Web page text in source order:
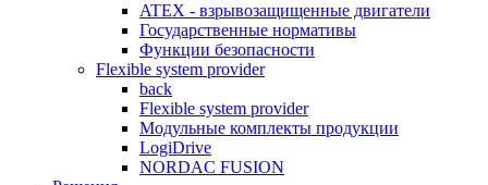
ATEX - взрывозащищенные двигатели
Государственные нормативы
Функции безопасности
Flexible system provider
back
Flexible system provider
Модульные комплекты продукции
LogiDrive
NORDAC FUSION